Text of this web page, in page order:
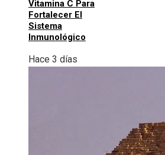
Vitamina C Para
Fortalecer El
Sistema
Inmunológico
Hace 3 días